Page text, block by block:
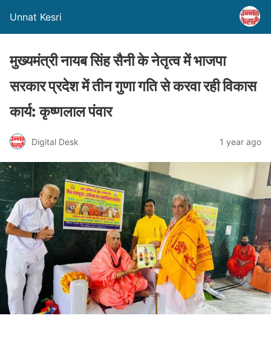
Unnat Kesri
मुख्यमंत्री नायब सिंह सैनी के नेतृत्व में भाजपा
सरकार प्रदेश में तीन गुणा गति से करवा रही विकास
कार्य: कृष्णलाल पंवार
Digital Desk 1 year ago